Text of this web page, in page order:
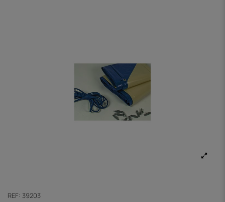
REF: 39203